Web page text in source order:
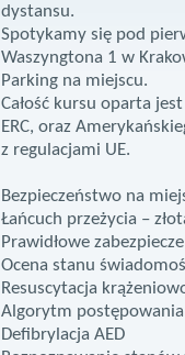
dystansu.
Spotykamy się pod
Waszyngtona 1 w
Parking na miejscu.
Całość kursu oparta
ERC, oraz
z regulacjami UE.
Bezpieczeństwo na
Łańcuch przeżycia –
Prawidłowe
Ocena stanu
Resuscytacja
Algorytm postępowania
Defibrylacja AED